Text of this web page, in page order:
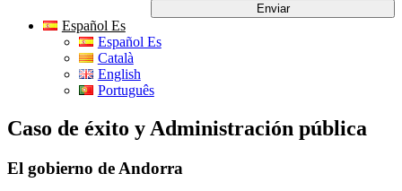
Español Es
Español Es
Català
English
Português
Caso de éxito y Administración pública
El gobierno de Andorra